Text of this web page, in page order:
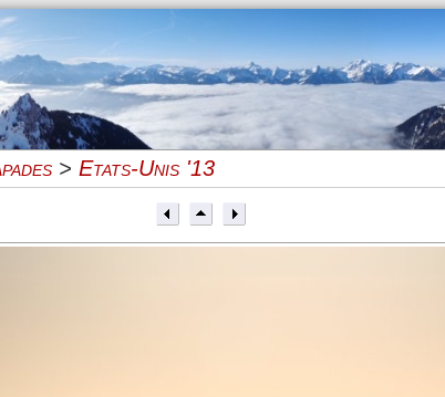
> Etats-Unis '13